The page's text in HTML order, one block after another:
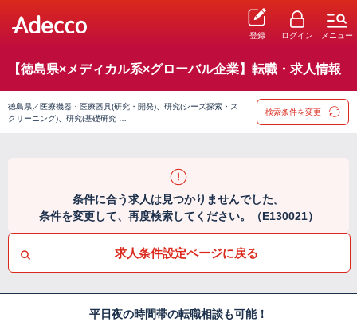
登録 ログイン メニュー
【徳島県×メディカル系×グローバル企業】転職・求人情報
徳島県／医療機器・医療器具(研究・開発)、研究(シーズ探索・ス
クリーニング)、研究(基礎研究 …
検索条件を変更
条件に合う求人は見つかりませんでした。
条件を変更して、再度検索してください。（E130021）
求人条件設定ページに戻る
平日夜の時間帯の転職相談も可能！